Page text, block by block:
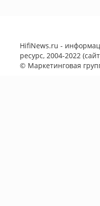
HifiNews.ru -
ресурс, 2004-2022
© Маркетинговая